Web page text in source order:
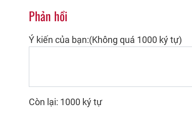
Phản hồi
Ý kiến của bạn:(Không quá 1000 ký tự)
Còn lại: 1000 ký tự